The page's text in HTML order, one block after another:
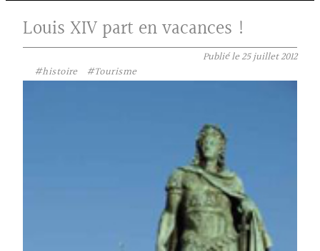
Louis XIV part en vacances !
Publié le25 juillet 2012
#histoire
#Tourisme